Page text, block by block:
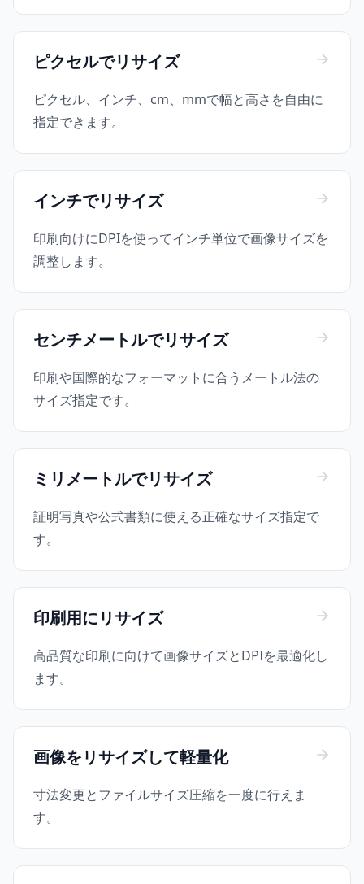
ピクセルでリサイズ
ピクセル、インチ、cm、mmで幅と高さを自由に
指定できます。
インチでリサイズ
印刷向けにDPIを使ってインチ単位で画像サイズを
調整します。
センチメートルでリサイズ
印刷や国際的なフォーマットに合うメートル法の
サイズ指定です。
ミリメートルでリサイズ
証明写真や公式書類に使える正確なサイズ指定で
す。
印刷用にリサイズ
高品質な印刷に向けて画像サイズとDPIを最適化し
ます。
画像をリサイズして軽量化
寸法変更とファイルサイズ圧縮を一度に行えま
す。